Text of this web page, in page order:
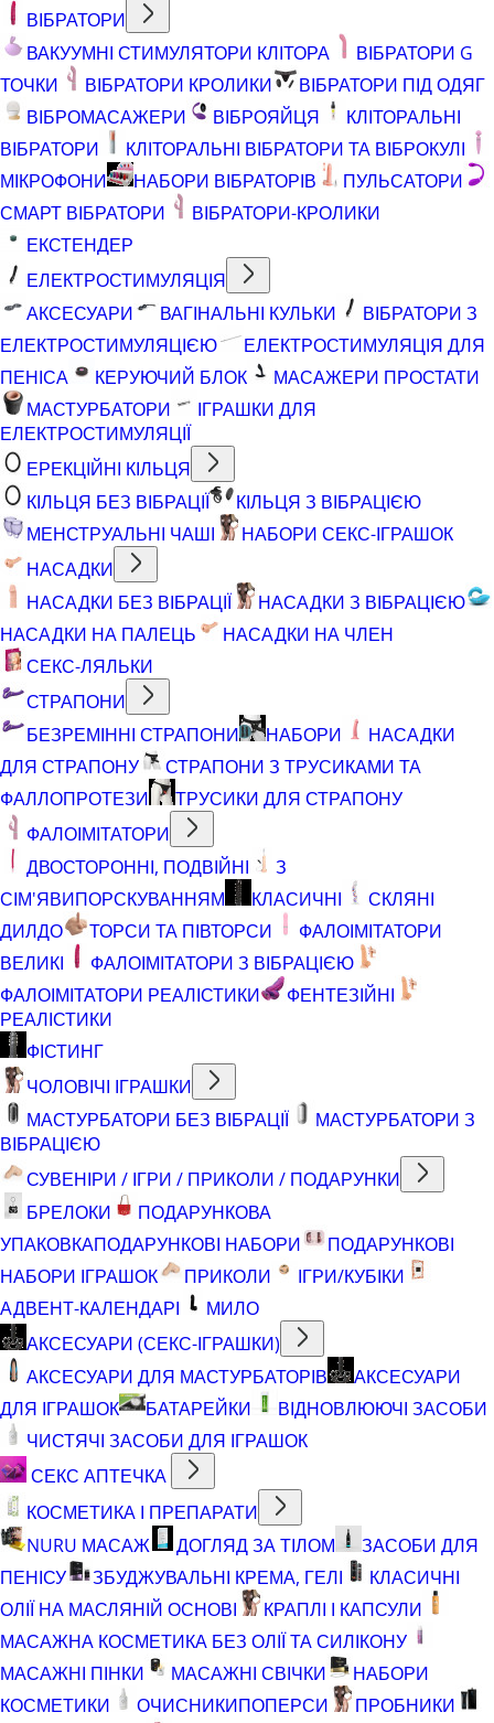
ВІБРАТОРИ
ВАКУУМНІ СТИМУЛЯТОРИ КЛІТОРА
ВІБРАТОРИ G
ТОЧКИ
ВІБРАТОРИ КРОЛИКИ
ВІБРАТОРИ ПІД ОДЯГ
ВІБРОМАСАЖЕРИ
ВІБРОЯЙЦЯ
КЛІТОРАЛЬНІ
ВІБРАТОРИ
КЛІТОРАЛЬНІ ВІБРАТОРИ ТА ВІБРОКУЛІ
МІКРОФОНИ
НАБОРИ ВІБРАТОРІВ
ПУЛЬСАТОРИ
СМАРТ ВІБРАТОРИ
ВІБРАТОРИ-КРОЛИКИ
ЕКСТЕНДЕР
ЕЛЕКТРОСТИМУЛЯЦІЯ
АКСЕСУАРИ
ВАГІНАЛЬНІ КУЛЬКИ
ВІБРАТОРИ З
ЕЛЕКТРОСТИМУЛЯЦІЄЮ
ЕЛЕКТРОСТИМУЛЯЦІЯ ДЛЯ
ПЕНІСА
КЕРУЮЧИЙ БЛОК
МАСАЖЕРИ ПРОСТАТИ
МАСТУРБАТОРИ
ІГРАШКИ ДЛЯ
ЕЛЕКТРОСТИМУЛЯЦІЇ
ЕРЕКЦІЙНІ КІЛЬЦЯ
КІЛЬЦЯ БЕЗ ВІБРАЦІЇ
КІЛЬЦЯ З ВІБРАЦІЄЮ
МЕНСТРУАЛЬНІ ЧАШІ
НАБОРИ СЕКС-ІГРАШОК
НАСАДКИ
НАСАДКИ БЕЗ ВІБРАЦІЇ
НАСАДКИ З ВІБРАЦІЄЮ
НАСАДКИ НА ПАЛЕЦЬ
НАСАДКИ НА ЧЛЕН
СЕКС-ЛЯЛЬКИ
СТРАПОНИ
БЕЗРЕМІННІ СТРАПОНИ
НАБОРИ
НАСАДКИ
ДЛЯ СТРАПОНУ
СТРАПОНИ З ТРУСИКАМИ ТА
ФАЛЛОПРОТЕЗИ
ТРУСИКИ ДЛЯ СТРАПОНУ
ФАЛОІМІТАТОРИ
ДВОСТОРОННІ, ПОДВІЙНІ
З
СІМ'ЯВИПОРСКУВАННЯМ
КЛАСИЧНІ
СКЛЯНІ
ДИЛДО
ТОРСИ ТА ПІВТОРСИ
ФАЛОІМІТАТОРИ
ВЕЛИКІ
ФАЛОІМІТАТОРИ З ВІБРАЦІЄЮ
ФАЛОІМІТАТОРИ РЕАЛІСТИКИ
ФЕНТЕЗІЙНІ
РЕАЛІСТИКИ
ФІСТИНГ
ЧОЛОВІЧІ ІГРАШКИ
МАСТУРБАТОРИ БЕЗ ВІБРАЦІЇ
МАСТУРБАТОРИ З
ВІБРАЦІЄЮ
СУВЕНІРИ / ІГРИ / ПРИКОЛИ / ПОДАРУНКИ
БРЕЛОКИ
ПОДАРУНКОВА
УПАКОВКАПОДАРУНКОВІ НАБОРИ
ПОДАРУНКОВІ
НАБОРИ ІГРАШОК
ПРИКОЛИ
ІГРИ/КУБІКИ
АДВЕНТ-КАЛЕНДАРІ
МИЛО
АКСЕСУАРИ (СЕКС-ІГРАШКИ)
АКСЕСУАРИ ДЛЯ МАСТУРБАТОРІВ
АКСЕСУАРИ
ДЛЯ ІГРАШОК
БАТАРЕЙКИ
ВІДНОВЛЮЮЧІ ЗАСОБИ
ЧИСТЯЧІ ЗАСОБИ ДЛЯ ІГРАШОК
СЕКС АПТЕЧКА
КОСМЕТИКА І ПРЕПАРАТИ
NURU МАСАЖ
ДОГЛЯД ЗА ТІЛОМ
ЗАСОБИ ДЛЯ
ПЕНІСУ
ЗБУДЖУВАЛЬНІ КРЕМА, ГЕЛІ
КЛАСИЧНІ
ОЛІЇ НА МАСЛЯНІЙ ОСНОВІ
КРАПЛІ І КАПСУЛИ
МАСАЖНА КОСМЕТИКА БЕЗ ОЛІЇ ТА СИЛІКОНУ
МАСАЖНІ ПІНКИ
МАСАЖНІ СВІЧКИ
НАБОРИ
КОСМЕТИКИ
ОЧИСНИКИПОПЕРСИ
ПРОБНИКИ